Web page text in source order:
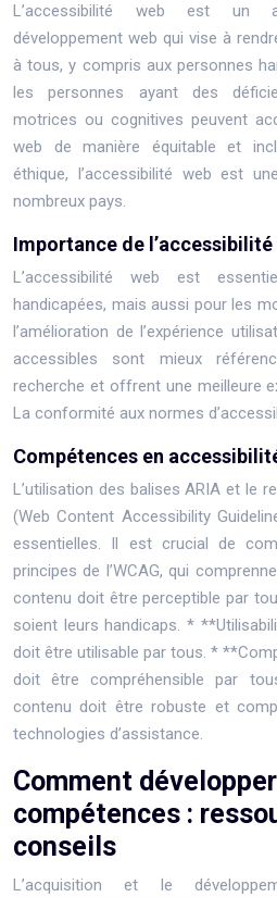
L’accessibilité web est un
développement web qui vise à
à tous, y compris aux personnes
les personnes ayant des
motrices ou cognitives peuvent
web de manière équitable et
éthique, l’accessibilité web est
nombreux pays.
Importance de l’accessibilité
L’accessibilité web est
handicapées, mais aussi pour les
l’amélioration de l’expérience
accessibles sont mieux
recherche et offrent une meilleure
La conformité aux normes
Compétences en
L’utilisation des balises ARIA et le
(Web Content Accessibility
essentielles. Il est crucial de
principes de l’WCAG, qui
contenu doit être perceptible par
soient leurs handicaps. *
doit être utilisable par tous. *
doit être compréhensible par
contenu doit être robuste et
technologies d’assistance.
Comment
compétences :
conseils
L’acquisition et le